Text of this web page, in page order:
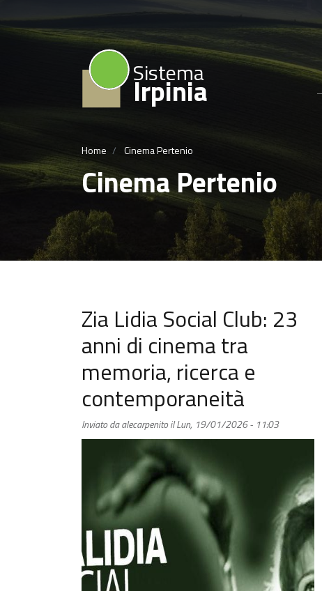
Sistema
Irpinia
Home Cinema Pertenio
Cinema Pertenio
Zia Lidia Social Club: 23
anni di cinema tra
memoria, ricerca e
contemporaneità
Inviato daalecarpenitoilLun, 19/01/2026 - 11:03